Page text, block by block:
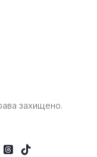
захищено.